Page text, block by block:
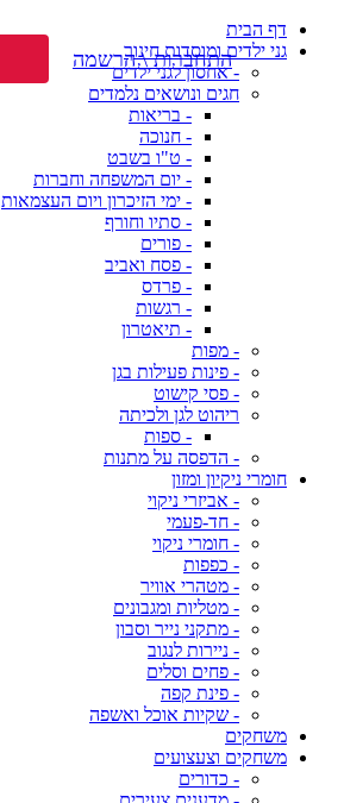
דף הבית
גני ילדים ומוסדות חינוך
- אחסון לגני ילדים
חגים ונושאים נלמדים
- בריאות
- חנוכה
- ט"ו בשבט
- יום המשפחה וחברות
- ימי הזיכרון ויום העצמאות
- סתיו וחורף
- פורים
- פסח ואביב
- פרדס
- רגשות
- תיאטרון
- מפות
- פינות פעילות בגן
- פסי קישוט
ריהוט לגן ולכיתה
- ספות
- הדפסה על מתנות
חומרי ניקיון ומזון
- אביזרי ניקוי
- חד-פעמי
- חומרי ניקוי
- כפפות
- מטהרי אוויר
- מטליות ומגבונים
- מתקני נייר וסבון
- ניירות לנגוב
- פחים וסלים
- פינת קפה
- שקיות אוכל ואשפה
משחקים
משחקים וצעצועים
- כדורים
התחברות \ הרשמה